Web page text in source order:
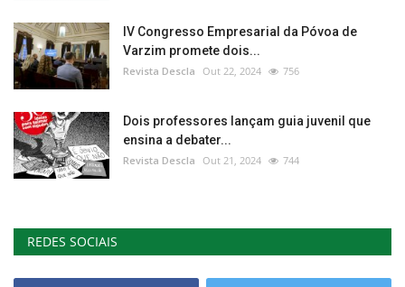
IV Congresso Empresarial da Póvoa de
Varzim promete dois...
Revista Descla Out 22, 2024 756
Dois professores lançam guia juvenil que
ensina a debater...
Revista Descla Out 21, 2024 744
REDES SOCIAIS